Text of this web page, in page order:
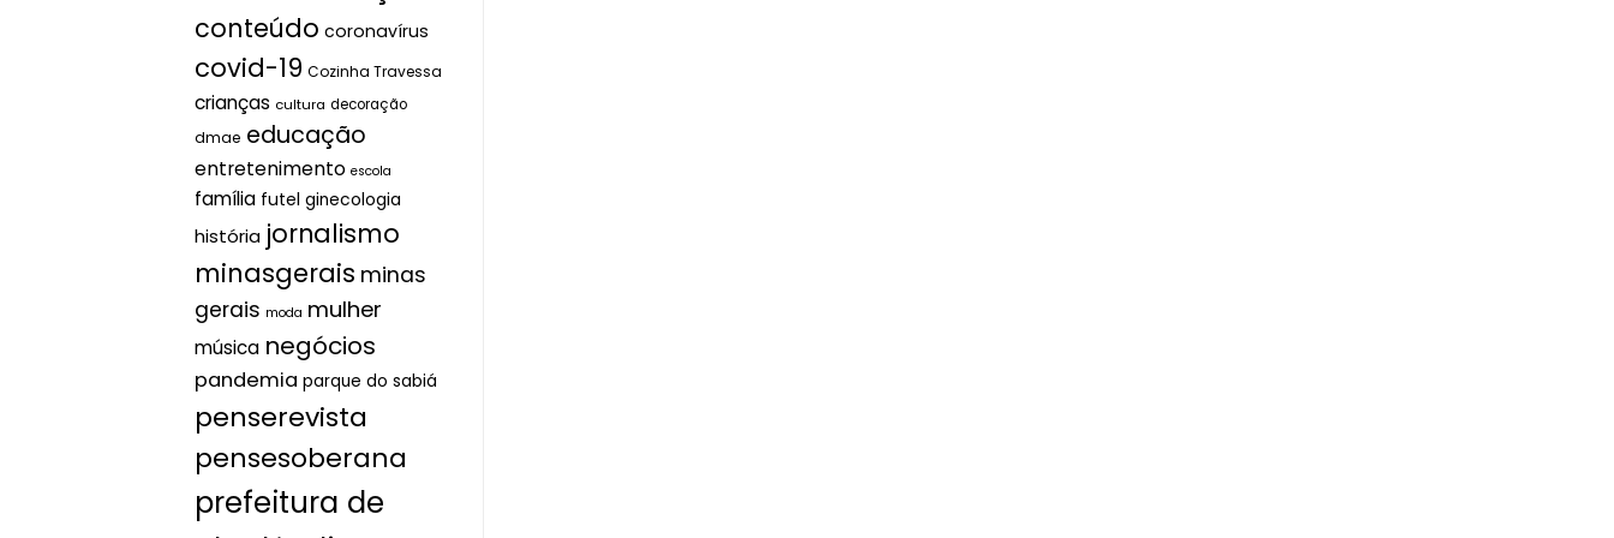
conteúdo coronavírus
covid-19 Cozinha Travessa
crianças cultura decoração
dmae educação
entretenimento escola
família futel ginecologia
história jornalismo
minasgerais minas
gerais moda mulher
música negócios
pandemia parque do sabiá
penserevista
pensesoberana
prefeitura de